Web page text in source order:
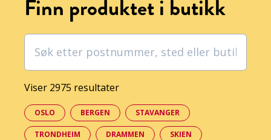
Finn produktet i butikk
Viser 2975 resultater
OSLO BERGEN STAVANGER
TRONDHEIM DRAMMEN SKIEN